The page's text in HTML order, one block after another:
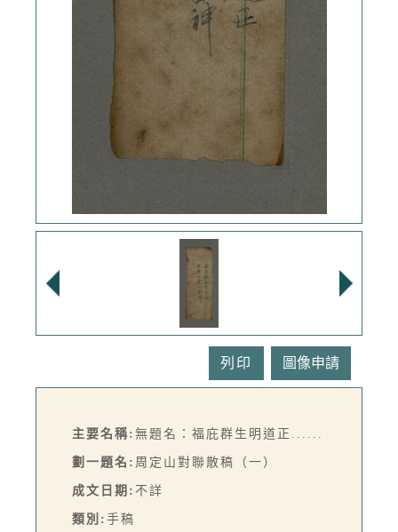
列印
主要名稱: 無題名：福庇群生明道正......
劃一題名: 周定山對聯散稿（一）
成文日期: 不詳
類別: 手稿